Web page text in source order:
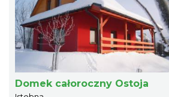
Domek całoroczny Ostoja